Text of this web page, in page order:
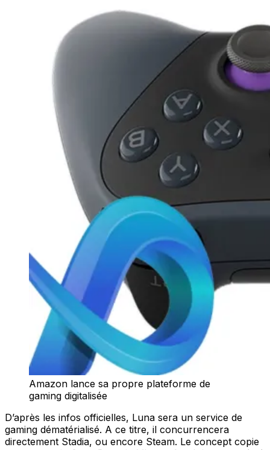
Amazon lance sa propre plateforme de
gaming digitalisée
D’après les infos officielles, Luna sera un service de
gaming dématérialisé. A ce titre, il concurrencera
directement Stadia, ou encore Steam. Le concept copie